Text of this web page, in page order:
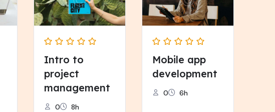
Intro to
project
management
0 8h
Mobile app
development
0 6h